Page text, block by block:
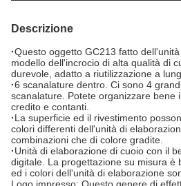
Descrizione
·Questo oggetto GC213 fatto
modello dell'incrocio di alta qualità di
durevole, adatto a riutilizzazione a
·6 scanalature dentro. Ci sono 4
scanalature. Potete organizzare bene
credito e contanti.
·La superficie ed il rivestimento
colori differenti dell'unità di
combinazioni che di colore gradite.
·Unità di elaborazione di cuoio con il
digitale. La progettazione su misura è
ed i colori dell'unità di elaborazione